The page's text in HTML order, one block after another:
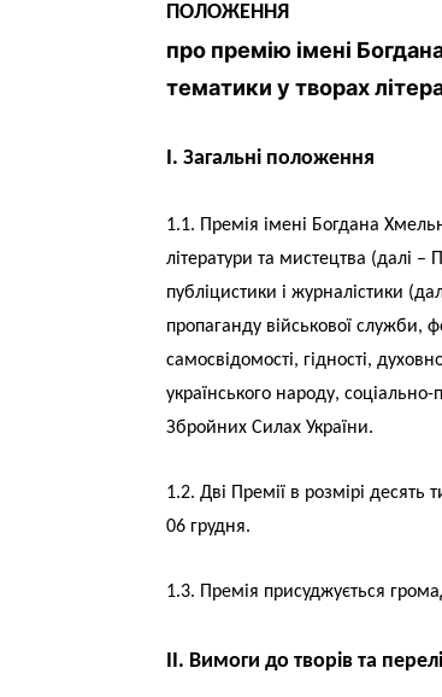
ПОЛОЖЕННЯ
про премію імені
тематики у творах
I. Загальні положення
1.1. Премія імені Богдана
літератури та мистецтва (далі –
публіцистики і журналістики
пропаганду військової служби,
самосвідомості, гідності,
українського народу, соціально-
Збройних Силах України.
1.2. Дві Премії в розмірі
06 грудня.
1.3. Премія присуджується
II. Вимоги до творів та